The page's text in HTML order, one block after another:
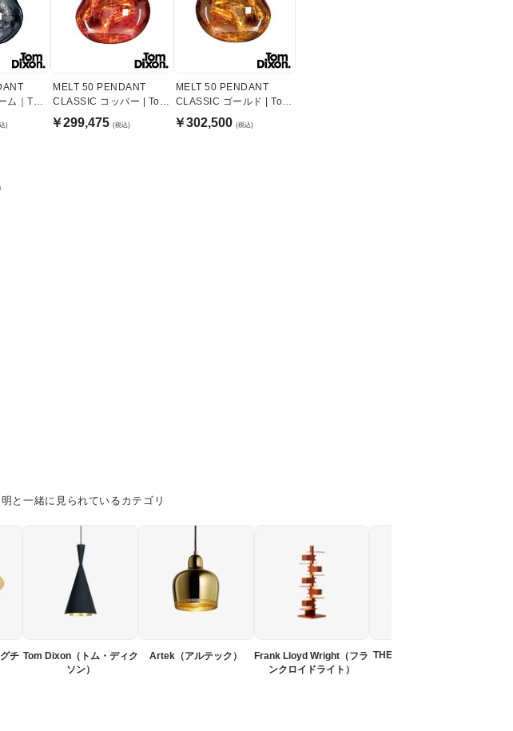
ム｜Tom
)
MELT 50 PENDANT
CLASSIC コッパー | Tom
Dixon
￥299,475 (税込)
MELT 50 PENDANT
CLASSIC ゴールド | Tom
Dixon
￥302,500 (税込)
と一緒に見られているカテゴリ
チ Tom Dixon（トム・ディク
ソン）
Artek（アルテック）
Frank Lloyd Wright（フラ
ンクロイドライト）
THE WORKSHOP LAMP